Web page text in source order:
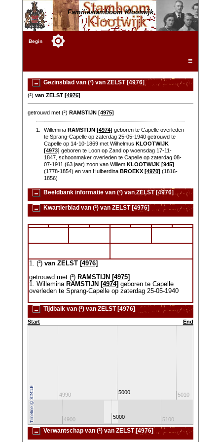
Familiestamboom Klootwijk
Begin
☰
Gezinsblad van (²) van ZELST [4976]
(²) van ZELST [4976]
getrouwd met (²) RAMSTIJN [4975]
1. WilleminaRAMSTIJN [4974] geboren te Capelle overleden
te Sprang-Capelle op zaterdag 25-05-1940 getrouwd te
Capelle op 14-10-1869 met WilhelmusKLOOTWIJK
[4973] geboren te Loon op Zand op woensdag 17-11-
1847, schoonmaker overleden te Capelle op zaterdag 08-
07-1911 (63 jaar) zoon van WillemKLOOTWIJK [945]
(1778-1854) en van HuiberdinaBROEKX [4970] (1816-
1856)
Beeldbank informatie van (²) van ZELST [4976]
Kwartierblad van (²) van ZELST [4976]
1. (²) van ZELST [4976]
getrouwd met (²) RAMSTIJN [4975]
1. Willemina RAMSTIJN [4974] geboren te Capelle
overleden te Sprang-Capelle op zaterdag 25-05-1940
Tijdbalk van (²) van ZELST [4976]
Start End
4990 5000 5010
4900 5000 5100
Verwantschap van (²) van ZELST [4976]